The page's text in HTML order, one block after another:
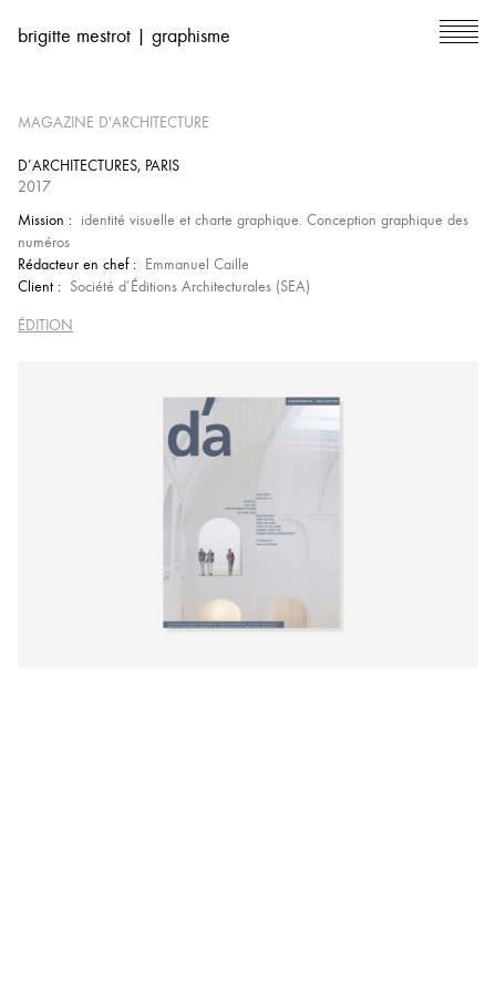
brigitte mestrot | graphisme
MAGAZINE D'ARCHITECTURE
D’ARCHITECTURES, PARIS
2017
Mission : identité visuelle et charte graphique. Conception graphique des
numéros
Rédacteur en chef : Emmanuel Caille
Client : Société d’Éditions Architecturales (SEA)
ÉDITION